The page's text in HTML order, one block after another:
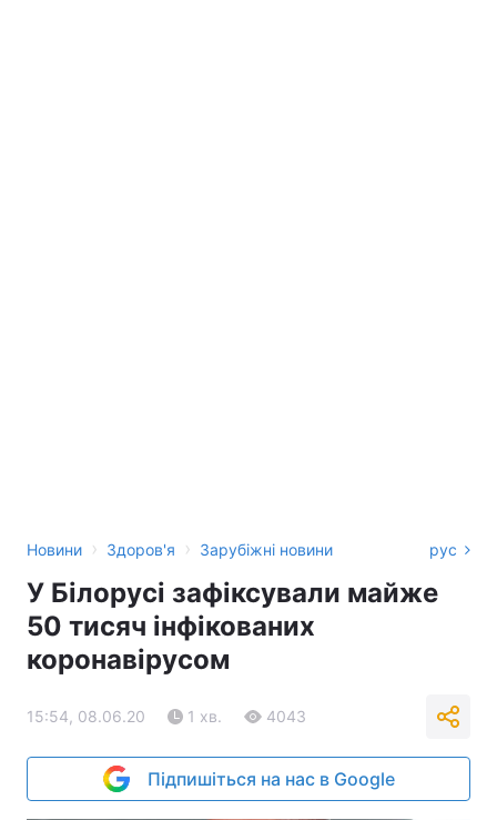
Новини › Здоров'я › Зарубіжні новини рус
У Білорусі зафіксували майже
50 тисяч інфікованих
коронавірусом
15:54, 08.06.20 1 хв. 4043
Підпишіться на нас в Google